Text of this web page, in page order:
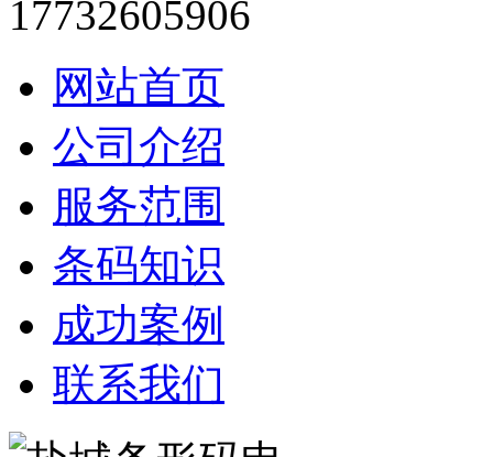
17732605906
网站首页
公司介绍
服务范围
条码知识
成功案例
联系我们